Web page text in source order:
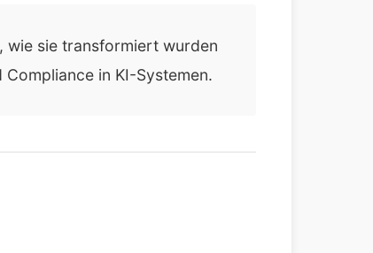
wie sie transformiert wurden
in KI-Systemen.